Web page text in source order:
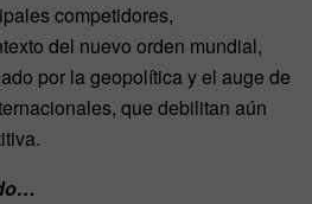
competidores,
del nuevo orden mundial,
por la geopolítica y el auge de
que debilitan aún